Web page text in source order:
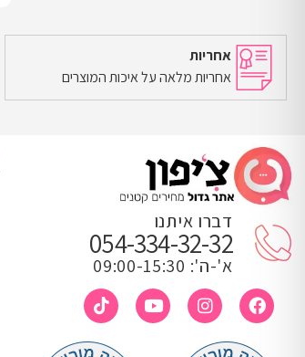
אחריות
אחריות מלאה על איכות המוצרים
דברו איתנו
054-334-32-32
א'-ה': 09:00-15:30